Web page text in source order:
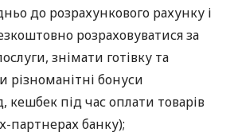
до розрахункового рахунку і
розраховуватися за
знімати готівку та
різноманітні бонуси
кешбек під час оплати товарів
партнерах банку);